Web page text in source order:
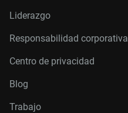
Liderazgo
Responsabilidad corporativa
Centro de privacidad
Blog
Trabajo